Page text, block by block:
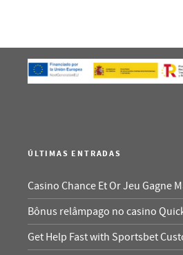
ÚLTIMAS ENTRADAS
Casino Chance Et Or Jeu Gagne
Bônus relâmpago no casino
Get Help Fast with Sportsbet